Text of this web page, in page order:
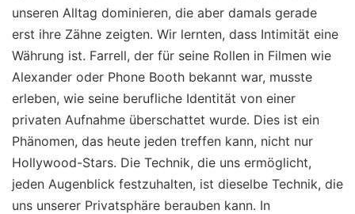
unseren Alltag dominieren, die aber damals gerade
erst ihre Zähne zeigten. Wir lernten, dass Intimität eine
Währung ist. Farrell, der für seine Rollen in Filmen wie
Alexander oder Phone Booth bekannt war, musste
erleben, wie seine berufliche Identität von einer
privaten Aufnahme überschattet wurde. Dies ist ein
Phänomen, das heute jeden treffen kann, nicht nur
Hollywood-Stars. Die Technik, die uns ermöglicht,
jeden Augenblick festzuhalten, ist dieselbe Technik, die
uns unserer Privatsphäre berauben kann. In